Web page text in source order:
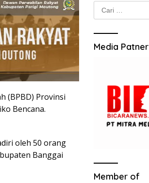
(BPBD) Provinsi
Bencana.
oleh 50 orang
Banggai
Cari
untuk:
Media Patner
Member of